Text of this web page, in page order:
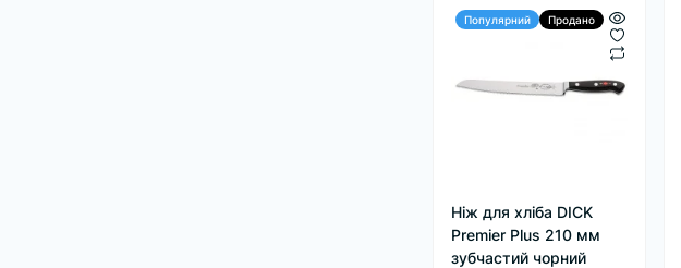
Популярний Продано
Ніж для хліба DICK
Premier Plus 210 мм
зубчастий чорний